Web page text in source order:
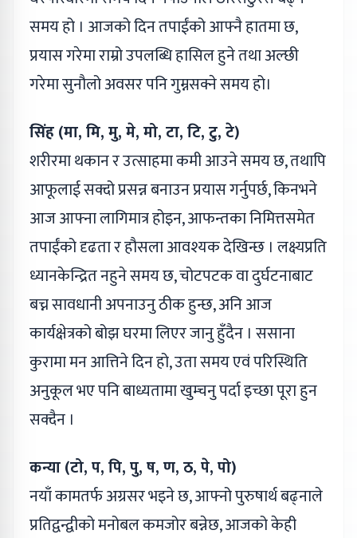
समय हो । आजको दिन तपाईंको आफ्नै हातमा छ,
प्रयास गरेमा राम्रो उपलब्धि हासिल हुने तथा अल्छी
गरेमा सुनौलो अवसर पनि गुम्नसक्ने समय हो।
सिंह (मा, मि, मु, मे, मो, टा, टि, टु, टे)
शरीरमा थकान र उत्साहमा कमी आउने समय छ, तथापि
आफूलाई सक्दो प्रसन्न बनाउन प्रयास गर्नुपर्छ, किनभने
आज आफ्ना लागिमात्र होइन, आफन्तका निमित्तसमेत
तपाईंको दृढता र हौसला आवश्यक देखिन्छ । लक्ष्यप्रति
ध्यानकेन्द्रित नहुने समय छ, चोटपटक वा दुर्घटनाबाट
बच्न सावधानी अपनाउनु ठीक हुन्छ, अनि आज
कार्यक्षेत्रको बोझ घरमा लिएर जानु हुँदैन । ससाना
कुरामा मन आत्तिने दिन हो, उता समय एवं परिस्थिति
अनुकूल भए पनि बाध्यतामा खुम्चनु पर्दा इच्छा पूरा हुन
सक्दैन ।
कन्या (टो, प, पि, पु, ष, ण, ठ, पे, पो)
नयाँ कामतर्फ अग्रसर भइने छ, आफ्नो पुरुषार्थ बढ्नाले
प्रतिद्वन्द्वीको मनोबल कमजोर बन्नेछ, आजको केही